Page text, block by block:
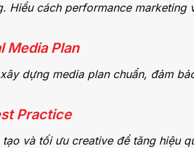
cách performance marketing
Media Plan
dựng media plan chuẩn, đảm
Practice
và tối ưu creative để tăng hiệu